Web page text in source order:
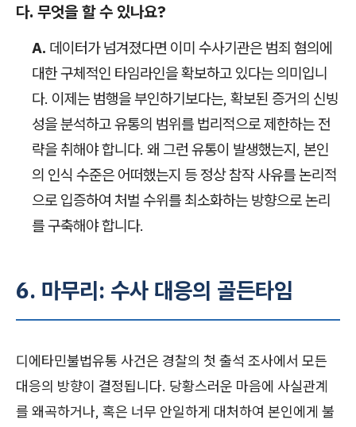
다. 무엇을 할 수 있나요?
A. 데이터가 넘겨졌다면 이미 수사기관은 범죄 혐의에
대한 구체적인 타임라인을 확보하고 있다는 의미입니
다. 이제는 범행을 부인하기보다는, 확보된 증거의 신빙
성을 분석하고 유통의 범위를 법리적으로 제한하는 전
략을 취해야 합니다. 왜 그런 유통이 발생했는지, 본인
의 인식 수준은 어떠했는지 등 정상 참작 사유를 논리적
으로 입증하여 처벌 수위를 최소화하는 방향으로 논리
를 구축해야 합니다.
6. 마무리: 수사 대응의 골든타임
디에타민불법유통 사건은 경찰의 첫 출석 조사에서 모든
대응의 방향이 결정됩니다. 당황스러운 마음에 사실관계
를 왜곡하거나, 혹은 너무 안일하게 대처하여 본인에게 불